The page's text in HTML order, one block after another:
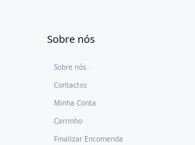
Sobre nós
Sobre nós
Contactos
Minha Conta
Carrinho
Finalizar Encomenda